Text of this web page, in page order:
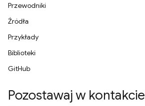
Przewodniki
Źródła
Przykłady
Biblioteki
GitHub
Pozostawaj w kontakcie